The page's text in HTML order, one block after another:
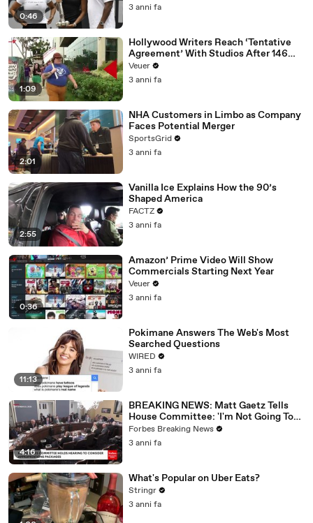
0:46
3 anni fa
1:09
Hollywood Writers Reach ‘Tentative
Agreement’ With Studios After 146
Day Strike
Veuer
3 anni fa
2:01
NHA Customers in Limbo as Company
Faces Potential Merger
SportsGrid
3 anni fa
2:55
Vanilla Ice Explains How the 90’s
Shaped America
FACTZ
3 anni fa
0:36
Amazon’ Prime Video Will Show
Commercials Starting Next Year
Veuer
3 anni fa
11:13
Pokimane Answers The Web's Most
Searched Questions
WIRED
3 anni fa
4:16
BREAKING NEWS: Matt Gaetz Tells
House Committee: 'I'm Not Going To
Vote For A Continuing Resolution'
Forbes Breaking News
3 anni fa
What's Popular on Uber Eats?
Stringr
3 anni fa